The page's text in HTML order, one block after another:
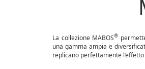
La collezione MABOS®
una gamma ampia e
replicano perfettamente